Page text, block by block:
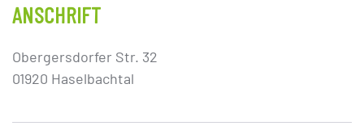
ANSCHRIFT
Obergersdorfer Str. 32
01920 Haselbachtal